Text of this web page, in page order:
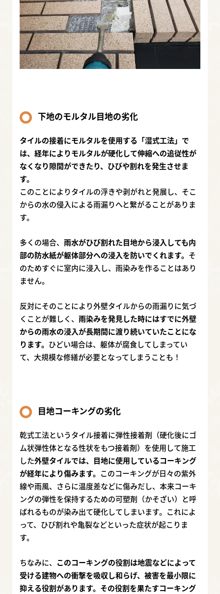
下地のモルタル目地の劣化
タイルの接着にモルタルを使用する「湿式工法」で
は、経年によりモルタルが硬化して伸縮への追従性が
なくなり隙間ができたり、ひびや割れを発生させま
す。
このことによりタイルの浮きや剥がれと発展し、そこ
からの水の侵入による雨漏りへと繋がることがありま
す。
多くの場合、 雨水がひび割れた目地から浸入しても内
部の防水紙が躯体部分への浸入を防いでくれます。 そ
のためすぐに室内に浸入し、雨染みを作ることはあり
ません。
反対にそのことにより外壁タイルからの雨漏りに気づ
くことが難しく、 雨染みを発見した時にはすでに外壁
からの雨水の浸入が長期間に渡り続いていたことにな
ります。 ひどい場合は、躯体が腐食してしまってい
て、大規模な修繕が必要となってしまうことも！
目地コーキングの劣化
乾式工法というタイル接着に弾性接着剤（硬化後にゴ
ム状弾性体となる性状をもつ接着剤）を使用して施工
した外壁タイルでは、目地に使用しているコーキング
が経年により傷みます。 このコーキングが日々の紫外
線や雨風、さらに温度差などに傷みだし、本来コーキ
ングの弾性を保持するための可塑剤（かそざい）と呼
ばれるものが染み出て硬化してしまいます。これによ
って、ひび割れや亀裂などといった症状が起こりま
す。
ちなみに、 このコーキングの役割は地震などによって
受ける建物への衝撃を吸収し和らげ、被害を最小限に
抑える役割があります。その役割を果たすコーキング